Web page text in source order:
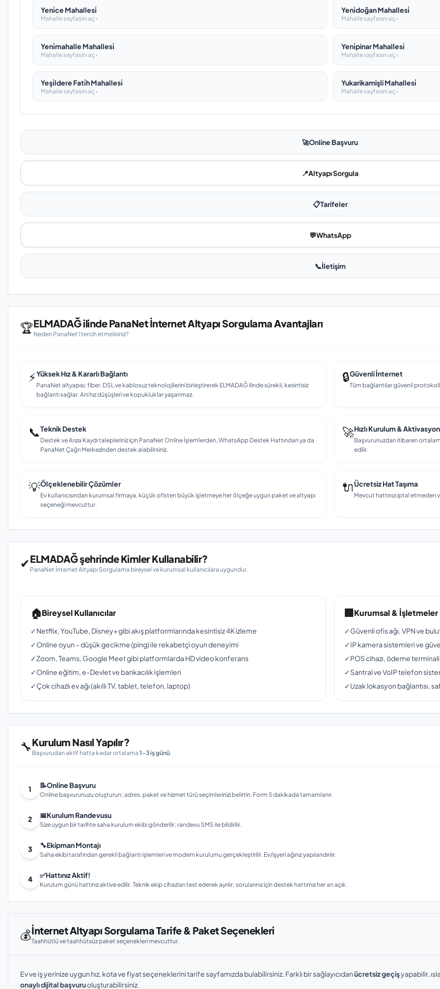
Yeni̇ce Mahallesi̇
Mahalle sayfasını aç ›
Yeni̇doğan Mahallesi̇
Mahalle sayfasını aç ›
Yeni̇mahalle Mahallesi̇
Mahalle sayfasını aç ›
Yeni̇pinar Mahallesi̇
Mahalle sayfasını aç ›
Yeşi̇ldere Fati̇h Mahallesi̇
Mahalle sayfasını aç ›
Yukarikamişli Mahallesi̇
Mahalle sayfasını aç ›
🚀Online Başvuru
📍Altyapı Sorgula
📋Tarifeler
💬WhatsApp
📞İletişim
🏆ELMADAĞ ilinde PanaNet İnternet Altyapı Sorgulama Avantajları
Neden PanaNet'i tercih etmelisiniz?
⚡Yüksek Hız & Kararlı Bağlantı
PanaNet altyapısı; fiber, DSL ve kablosuz teknolojilerini birleştirerek ELMADAĞ ilinde sürekli, kesintisiz
bağlantı sağlar. Ani hız düşüşleri ve kopukluklar yaşanmaz.
🔒Güvenli İnternet
Tüm bağlantılar güvenli
📞Teknik Destek
Destek ve Arıza Kaydı talepleriniz için PanaNet Online İşlemlerden, WhatsApp Destek Hattından ya da
PanaNet Çağrı Merkezinden destek alabilirsiniz.
🚀Hızlı Kurulum & Aktivasyon
Başvurunuzdan itibaren
edilir.
💡Ölçeklenebilir Çözümler
Ev kullanıcısından kurumsal firmaya, küçük ofisten büyük işletmeye her ölçeğe uygun paket ve altyapı
seçeneği mevcuttur.
🔌Ücretsiz Hat Taşıma
Mevcut hattınızı iptal
✔ELMADAĞ şehrinde Kimler Kullanabilir?
PanaNet İnternet Altyapı Sorgulama bireysel ve kurumsal kullanıcılara uygundur.
🏠Bireysel Kullanıcılar
✓Netflix, YouTube, Disney+ gibi akış platformlarında kesintisiz 4K izleme
✓Online oyun – düşük gecikme (ping) ile rekabetçi oyun deneyimi
✓Zoom, Teams, Google Meet gibi platformlarda HD video konferans
✓Online eğitim, e-Devlet ve bankacılık işlemleri
✓Çok cihazlı ev ağı (akıllı TV, tablet, telefon, laptop)
🏢Kurumsal & İşletmeler
✓Güvenli ofis ağı, VPN ve
✓IP kamera sistemleri ve
✓POS cihazı, ödeme
✓Santral ve VoIP telefon
✓Uzak lokasyon bağlantısı,
🔧Kurulum Nasıl Yapılır?
Başvurudan aktif hatta kadar ortalama 1–3 iş günü.
1 📝Online Başvuru
Online başvurunuzu oluşturun; adres, paket ve hizmet türü seçimlerinizi belirtin. Form 5 dakikada tamamlanır.
2 📅Kurulum Randevusu
Size uygun bir tarihte saha kurulum ekibi gönderilir; randevu SMS ile bildirilir.
3 🔧Ekipman Montajı
Saha ekibi tarafından gerekli bağlantı işlemleri ve modem kurulumu gerçekleştirilir. Ev/işyeri ağınız yapılandırılır.
4 ✅Hattınız Aktif!
Kurulum günü hattınız aktive edilir. Teknik ekip cihazları test ederek ayrılır; sorularınız için destek hattımız her an açık.
💰İnternet Altyapı Sorgulama Tarife & Paket Seçenekleri
Taahhütlü ve taahhütsüz paket seçenekleri mevcuttur.
Ev ve iş yerinize uygun hız, kota ve fiyat seçeneklerini tarife sayfamızda bulabilirsiniz. Farklı bir sağlayıcıdanücretsiz geçişyapabilir,
onaylı dijital başvuruoluşturabilirsiniz.